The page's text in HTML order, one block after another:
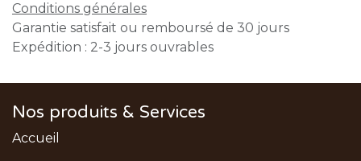
Conditions générales
Garantie satisfait ou remboursé de 30 jours
Expédition : 2-3 jours ouvrables
Nos produits & Services
Accueil